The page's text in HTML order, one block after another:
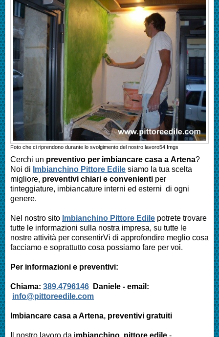
Foto che ci riprendono durante lo svolgimento del nostro lavoro54 Imgs
Cerchi un preventivo per imbiancare casa a Artena?
Noi di Imbianchino Pittore Edile siamo la tua scelta
migliore, preventivi chiari e convenienti per
tinteggiature, imbiancature interni ed esterni di ogni
genere.
Nel nostro sito Imbianchino Pittore Edile potrete trovare
tutte le informazioni sulla nostra impresa, su tutte le
nostre attività per consentirVi di approfondire meglio cosa
facciamo e soprattutto cosa possiamo fare per voi.
Per informazioni e preventivi:
Chiama: 389.4796146 Daniele - email:
info@pittoreedile.com
Imbiancare casa aArtena, preventivi gratuiti
Il nostro lavoro da imbianchino, pittore edile -